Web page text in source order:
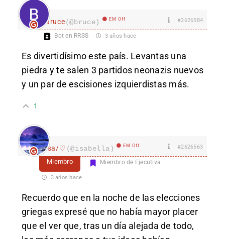
Bruce(@bruce) EM Off #2626584
Bot en RRSS 3 años hace
Es divertidísimo este país. Levantas una
piedra y te salen 3 partidos neonazis nuevos
y un par de escisiones izquierdistas más.
1
Isa/♡ (@isabella) EM Off #2626563
Miembro Miembro de Ejecutiva
3 años hace
Recuerdo que en la noche de las elecciones
griegas expresé que no había mayor placer
que el ver que, tras un día alejada de todo,